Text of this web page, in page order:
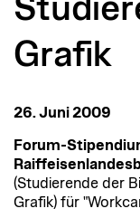
Grafik
26. Juni 2009
Forum-
(Studierende der
Grafik) für